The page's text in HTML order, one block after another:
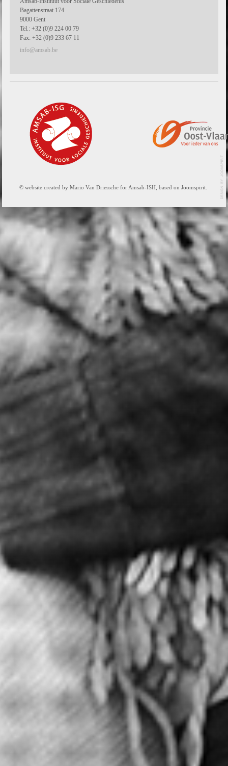
Bagattenstraat 174
9000 Gent
Tel.: +32 (0)9 224 00 79
Fax: +32 (0)9 233 67 11
info@amsab.be
© website created by Mario Van Driessche for Amsab-ISH, based on Joomspirit.